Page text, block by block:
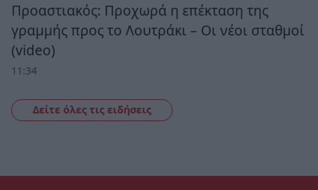
Προαστιακός: Προχωρά η επέκταση της
γραμμής προς το Λουτράκι – Οι νέοι σταθμοί
(video)
11:34
Δείτε όλες τις ειδήσεις